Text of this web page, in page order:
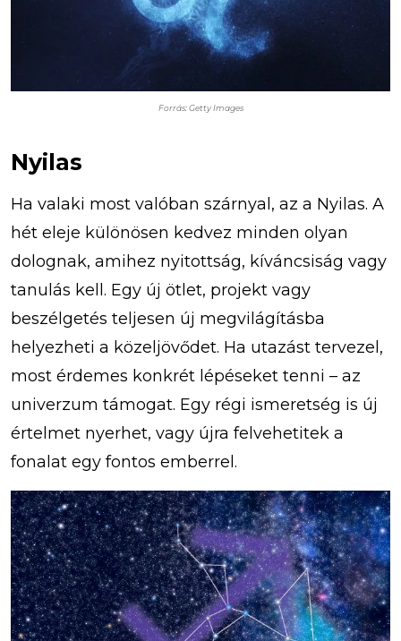
Forrás: Getty Images
Nyilas
Ha valaki most valóban szárnyal, az a Nyilas. A
hét eleje különösen kedvez minden olyan
dolognak, amihez nyitottság, kíváncsiság vagy
tanulás kell. Egy új ötlet, projekt vagy
beszélgetés teljesen új megvilágításba
helyezheti a közeljövődet. Ha utazást tervezel,
most érdemes konkrét lépéseket tenni – az
univerzum támogat. Egy régi ismeretség is új
értelmet nyerhet, vagy újra felvehetitek a
fonalat egy fontos emberrel.